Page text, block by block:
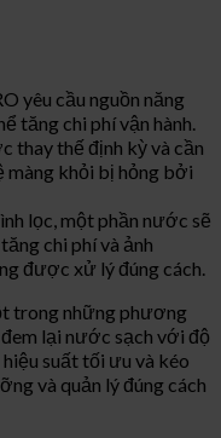
yêu cầu nguồn năng
tăng chi phí vận hành.
thay thế định kỳ và cần
khỏi bị hỏng bởi
lọc, một phần nước sẽ
chi phí và ảnh
được xử lý đúng cách.
trong những phương
lại nước sạch với độ
suất tối ưu và kéo
và quản lý đúng cách